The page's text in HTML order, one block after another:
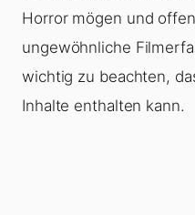
Horror mögen und
ungewöhnliche
wichtig zu beachten,
Inhalte enthalten kann.